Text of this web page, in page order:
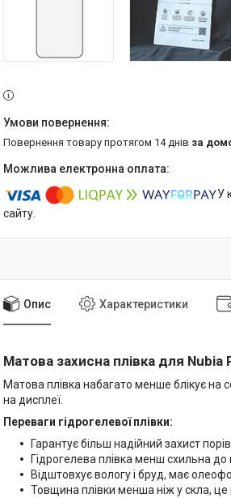
повернення товару протягом 14 днів за
У
сайту.
Опис Характеристики
Матова захисна плівка для Nubia
Матова плівка набагато менше блікує на
на дисплеї.
Переваги гідрогелевої плівки:
Гарантує більш надійний захист
Гідрогелева плівка менш схильна до
Відштовхує вологу і бруд, має
Товщина плівки менша ніж у скла, це